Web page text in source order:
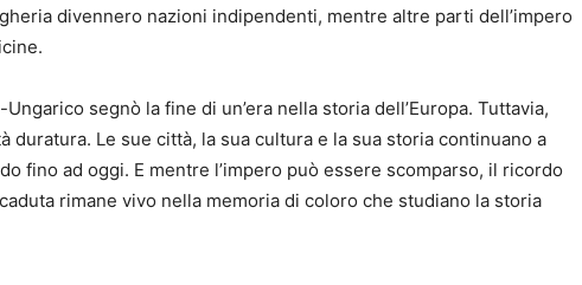
divennero nazioni indipendenti, mentre altre parti dell’impero
segnò la fine di un’era nella storia dell’Europa. Tuttavia,
duratura. Le sue città, la sua cultura e la sua storia continuano a
fino ad oggi. E mentre l’impero può essere scomparso, il ricordo
rimane vivo nella memoria di coloro che studiano la storia